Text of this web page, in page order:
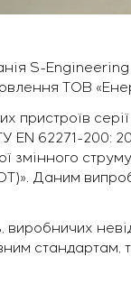
S-
ТОВ
пристроїв серії
62271-200:
змінного
Даним